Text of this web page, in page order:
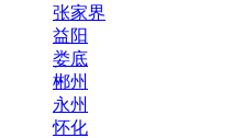
张家界
益阳
娄底
郴州
永州
怀化